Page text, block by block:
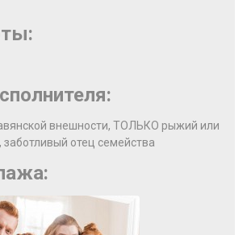
внешности, ТОЛЬКО рыжий или
отец семейства